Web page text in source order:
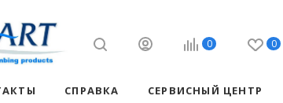
0 0
СПРАВКА СЕРВИСНЫЙ ЦЕНТР